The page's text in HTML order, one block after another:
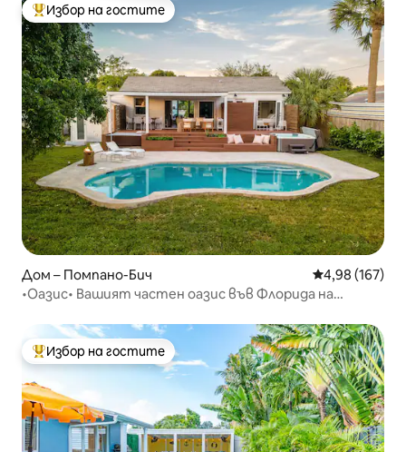
Най-популярен избор на гостите
Избор на гостите
Дом – Помпано-Бич Средна
4,98 (167)
•Оазис• Вашият частен оазис във Флорида на
Най-популярен избор на гостите
Избор на гостите